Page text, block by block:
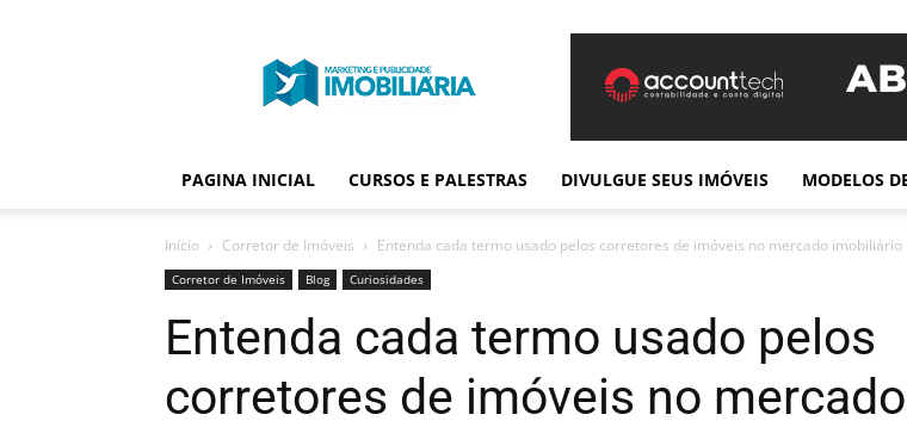
Publicidade
Imobiliária
PAGINA INICIAL CURSOS E PALESTRAS DIVULGUE SEUS IMÓVEIS MODELOS
Início Corretor de Imóveis Entenda cada termo usado pelos corretores de imóveis no mercado imobiliário
Corretor de Imóveis Blog Curiosidades
Entenda cada termo usado pelos
corretores de imóveis no mercado